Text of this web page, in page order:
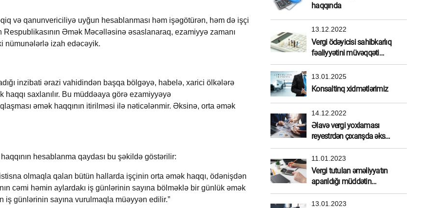
və qanunvericiliyə uyğun hesablanması həm işəgötürən, həm də işçi
Əmək Məcəlləsinə əsaslanaraq, ezamiyyə zamanı
nümunələrlə izah edəcəyik.
inzibati ərazi vahidindən başqa bölgəyə, habelə, xarici ölkələrə
saxlanılır. Bu müddəaya görə ezamiyyəyə
əmək haqqının itirilməsi ilə nəticələnmir. Əksinə, orta əmək
hesablanma qaydası bu şəkildə göstərilir:
olmaqla qalan bütün hallarda işçinin orta əmək haqqı, ödənişdən
cəmi həmin aylardakı iş günlərinin sayına bölməklə bir günlük əmək
iş günlərinin sayına vurulmaqla müəyyən edilir.”
haqqında
13.12.2022
Vergi ödəyicisi sahibkarlıq
fəaliyyətini müvəqqəti
dayandırdırarsa
13.01.2025
Konsaltinq xidmətlərimiz
14.12.2022
Əlavə vergi yoxlaması
reyestrdən çıxarışda əks
etdirilməlidirmi?
11.01.2023
Vergi tutulan əməliyyatın
aparıldığı müddətin
müəyyənləşdirilməsi
13.01.2023